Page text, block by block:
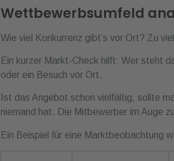
Wettbewerbsumfeld
Wie viel Konkurrenz gibt’s vor Ort? Zu
Ein kurzer Markt-Check hilft: Wer steht
oder ein Besuch vor Ort.
Ist das Angebot schon vielfältig, sollte
niemand hat. Die Mitbewerber im Auge
Ein Beispiel für eine Marktbeobachtung